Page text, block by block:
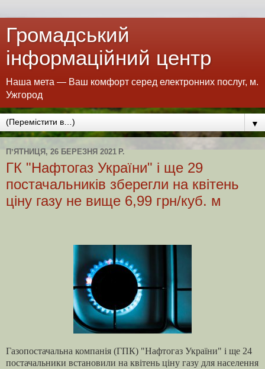
Громадський
інформаційний центр
Наша мета — Ваш комфорт серед електронних послуг, м.
Ужгород
▼
ПʼЯТНИЦЯ, 26 БЕРЕЗНЯ 2021 Р.
ГК "Нафтогаз України" і ще 29
постачальників зберегли на квітень
ціну газу не вище 6,99 грн/куб. м
Газопостачальна компанія (ГПК) "Нафтогаз України" і ще 24
постачальники встановили на квітень ціну газу для населення